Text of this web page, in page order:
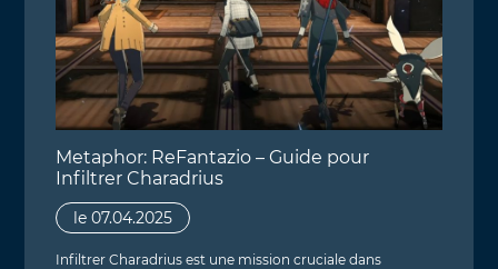
Metaphor: ReFantazio – Guide pour
Infiltrer Charadrius
le 07.04.2025
Infiltrer Charadrius est une mission cruciale dans